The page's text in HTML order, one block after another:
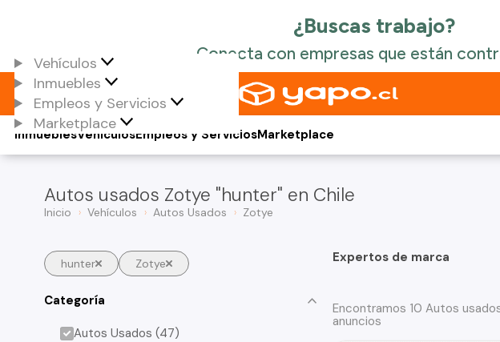
Vehículos
Inmuebles
Empleos y Servicios
Marketplace
Vehículos
Inmuebles Empleos y ServiciosMarketplace
Autos usados Zotye "hunter" en Chile
Inicio Vehículos Autos Usados Zotye
hunter Zotye
Categoría
Autos Usados (47)
Expertos de marca
Encontramos 10 Autos
anuncios